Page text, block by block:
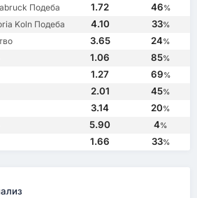
Подеба 1.72 46%
Koln Подеба 4.10 33%
3.65 24%
1.06 85%
1.27 69%
2.01 45%
3.14 20%
5.90 4%
1.66 33%